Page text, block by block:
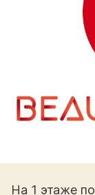
На 1 этаже